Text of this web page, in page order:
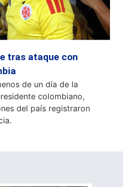
tras ataque con
de un día de la
colombiano,
del país registraron